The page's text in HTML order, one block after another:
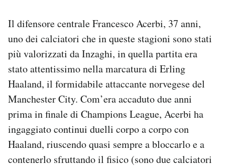
Il difensore centrale Francesco Acerbi, 37 anni,
uno dei calciatori che in queste stagioni sono stati
più valorizzati da Inzaghi, in quella partita era
stato attentissimo nella marcatura di Erling
Haaland, il formidabile attaccante norvegese del
Manchester City. Com’era accaduto due anni
prima in finale di Champions League, Acerbi ha
ingaggiato continui duelli corpo a corpo con
Haaland, riuscendo quasi sempre a bloccarlo e a
contenerlo sfruttando il fisico (sono due calciatori